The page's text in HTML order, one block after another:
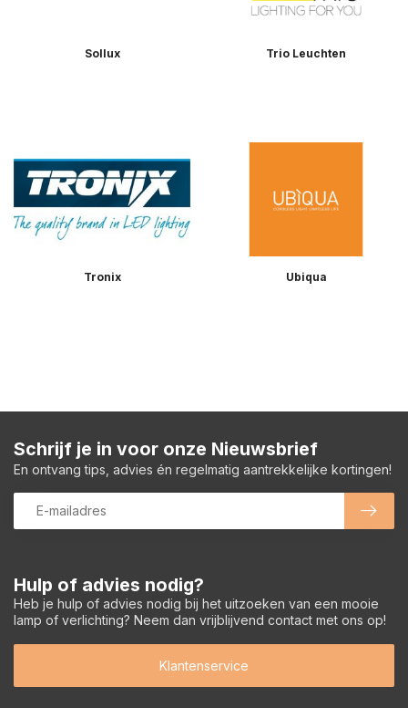
Sollux Trio Leuchten
Tronix Ubiqua
Hulp of advies nodig?
Heb je hulp of advies nodig bij het uitzoeken van een mooie
lamp of verlichting? Neem dan vrijblijvend contact met ons op!
Klantenservice
Schrijf je in voor onze Nieuwsbrief
En ontvang tips, advies én regelmatig aantrekkelijke kortingen!